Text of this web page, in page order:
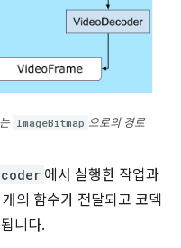
ImageBitmap 으로의 경로
에서 실행한 작업과
의 함수가 전달되고 코덱
니다.